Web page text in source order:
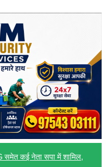
समेत कई नेता सपा में शामिल,